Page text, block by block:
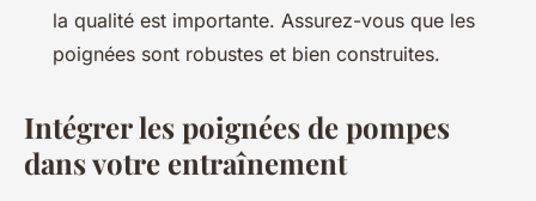
la qualité est importante. Assurez-vous que les
poignées sont robustes et bien construites.
Intégrer les poignées de pompes
dans votre entraînement